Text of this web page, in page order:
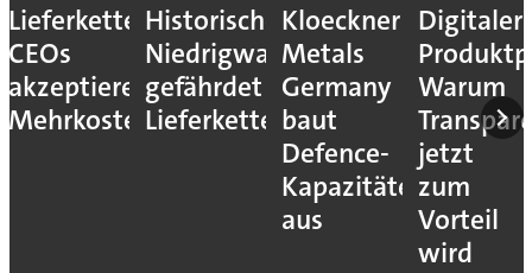
Lieferkettenresilienz:
CEOs
akzeptieren
Mehrkosten
Historisches
Niedrigwasser
gefährdet
Lieferketten
Kloeckner
Metals
Germany
baut
Defence-
Kapazitäten
aus
Digitaler
Warum
jetzt
zum
Vorteil
wird